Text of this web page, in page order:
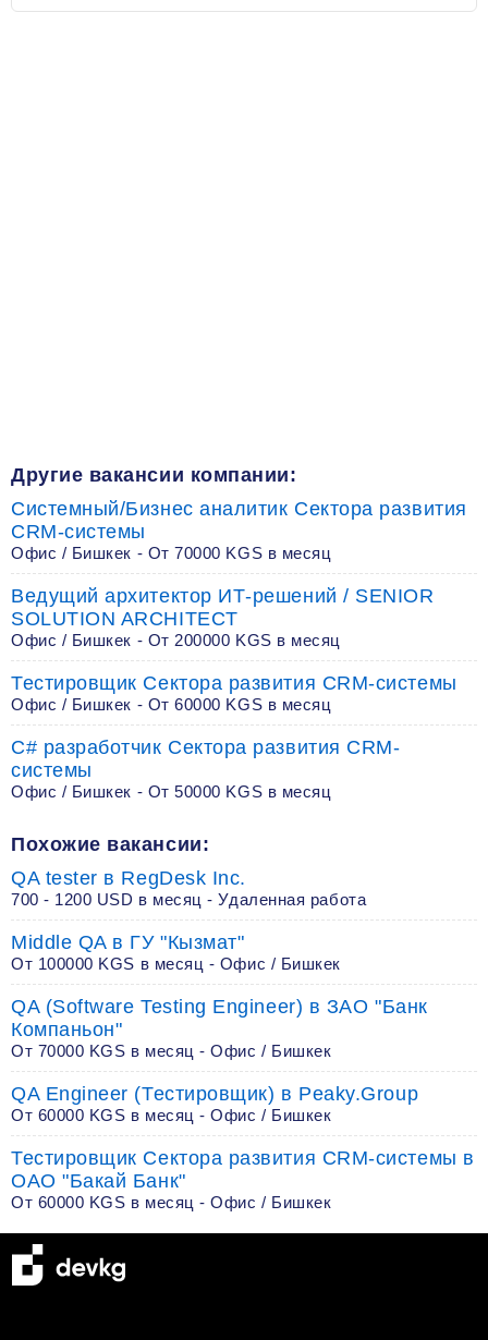
Похожие вакансии:
QA tester в RegDesk Inc.
700 - 1200 USD в месяц - Удаленная работа
Middle QA в ГУ "Кызмат"
От 100000 KGS в месяц - Офис / Бишкек
QA (Software Testing Engineer) в ЗАО "Банк
Компаньон"
От 70000 KGS в месяц - Офис / Бишкек
QA Engineer (Тестировщик) в Peaky.Group
От 60000 KGS в месяц - Офис / Бишкек
Тестировщик Сектора развития CRM-системы в
ОАО "Бакай Банк"
От 60000 KGS в месяц - Офис / Бишкек
Другие вакансии компании:
Системный/Бизнес аналитик Сектора развития
CRM-системы
Офис / Бишкек - От 70000 KGS в месяц
Ведущий архитектор ИТ-решений / SENIOR
SOLUTION ARCHITECT
Офис / Бишкек - От 200000 KGS в месяц
Тестировщик Сектора развития CRM-системы
Офис / Бишкек - От 60000 KGS в месяц
C# разработчик Сектора развития CRM-
системы
Офис / Бишкек - От 50000 KGS в месяц